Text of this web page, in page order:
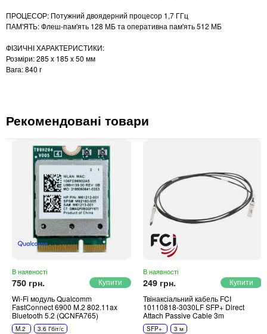
ПРОЦЕСОР: Потужний двоядерний процесор 1,7 ГГц
ПАМ'ЯТЬ: Флеш-пам'ять 128 МБ та оперативна пам'ять 512 МБ
ФІЗИЧНІ ХАРАКТЕРИСТИКИ:
Розміри: 285 x 185 x 50 мм
Вага: 840 г
Рекомендовані товари
В наявності
750 грн.
Wi-Fi модуль Qualcomm
FastConnect 6900 M.2 802.11ax
Bluetooth 5.2 (QCNFA765)
M.2 3.6 Гбіт/с
В наявності
249 грн.
Твінаксіальний кабель FCI
10110818-3030LF SFP+ Direct
Attach Passive Cable 3m
SFP+ 3 м